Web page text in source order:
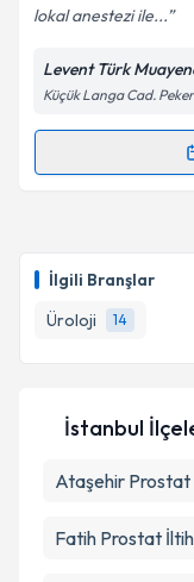
İlgili Branşlar
Üroloji
14
Kişisel
Metni'ni
lokal anestezi ile...
Levent Türk
Küçük Langa Cad.
Randevu
takvim
E-posta
Metni'ni
İstanbul
Ataşehir Prostat
Fatih Prostat